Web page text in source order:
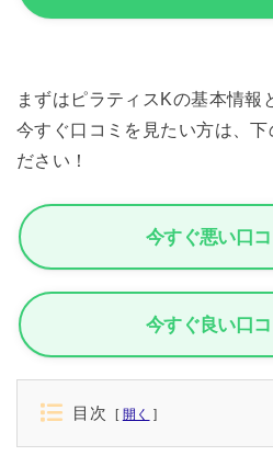
まずはピラティスKの基本情報
今すぐ口コミを見たい方は、下
ださい！
今すぐ悪い口
今すぐ良い口
目次 開く